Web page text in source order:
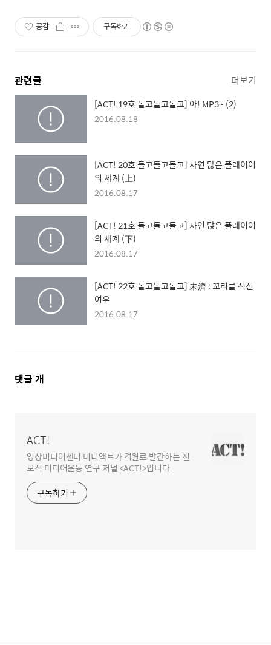
공감 구독하기
관련글 더보기
[ACT! 19호 돌고돌고돌고] 아! MP3~ (2)
2016.08.18
[ACT! 20호 돌고돌고돌고] 사연 많은 플레이어
의 세계 (上)
2016.08.17
[ACT! 21호 돌고돌고돌고] 사연 많은 플레이어
의 세계 (下)
2016.08.17
[ACT! 22호 돌고돌고돌고] 未濟 : 꼬리를 적신
여우
2016.08.17
댓
댓글 개
ACT!
영상미디어센터 미디액트가 격월로 발간하는 진
보적 미디어운동 연구 저널 <ACT!>입니다.
구독하기